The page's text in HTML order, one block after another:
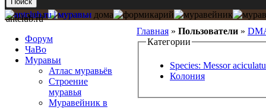
Главная » Пользователи »
Категории
Species: Messor
Колония
antclub.ru
Форум
ЧаВо
Муравьи
Атлас муравьёв
Строение
муравья
Муравейник в